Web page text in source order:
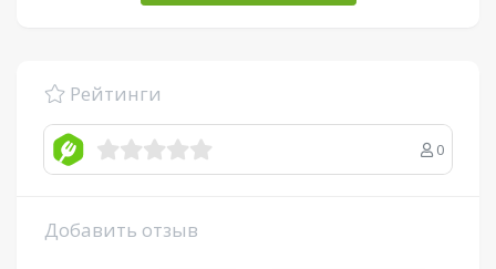
Рейтинги
0
Добавить отзыв